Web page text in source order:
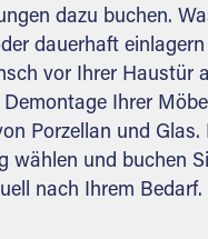
dazu buchen.
dauerhaft
vor Ihrer Haustür
Ihrer
Porzellan und Glas.
wählen und buchen
nach Ihrem Bedarf.